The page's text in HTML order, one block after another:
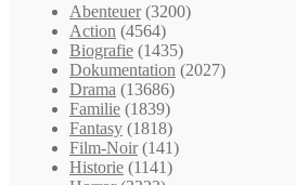
Abenteuer (3200)
Action (4564)
Biografie (1435)
Dokumentation (2027)
Drama (13686)
Familie (1839)
Fantasy (1818)
Film-Noir (141)
Historie (1141)